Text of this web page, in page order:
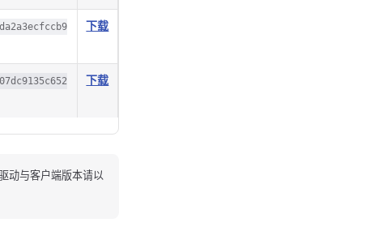
下载
下载
动与客户端版本请以